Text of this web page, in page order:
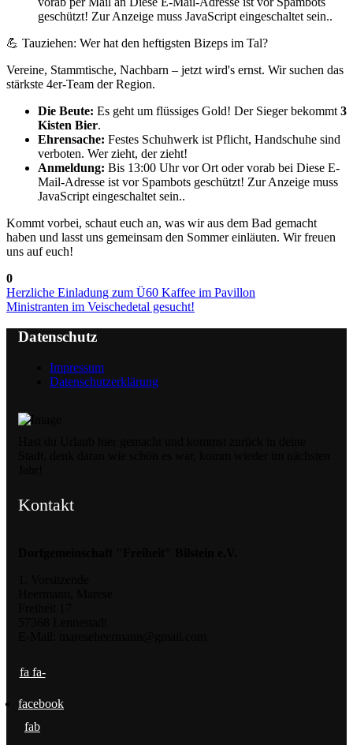
geschützt! Zur Anzeige muss JavaScript eingeschaltet sein..
💪 Tauziehen: Wer hat den heftigsten Bizeps im Tal?
Vereine, Stammtische, Nachbarn – jetzt wird's ernst. Wir suchen das
stärkste 4er-Team der Region.
Die Beute: Es geht um flüssiges Gold! Der Sieger bekommt 3
Kisten Bier.
Ehrensache: Festes Schuhwerk ist Pflicht, Handschuhe sind
verboten. Wer zieht, der zieht!
Anmeldung: Bis 13:00 Uhr vor Ort oder vorab bei Diese E-
Mail-Adresse ist vor Spambots geschützt! Zur Anzeige muss
JavaScript eingeschaltet sein..
Kommt vorbei, schaut euch an, was wir aus dem Bad gemacht
haben und lasst uns gemeinsam den Sommer einläuten. Wir freuen
uns auf euch!
0
Herzliche Einladung zum Ü60 Kaffee im Pavillon
Ministranten im Veischedetal gesucht!
Datenschutz
Impressum
Datenschutzerklärung
Kontakt
fa fa-
facebook
fab